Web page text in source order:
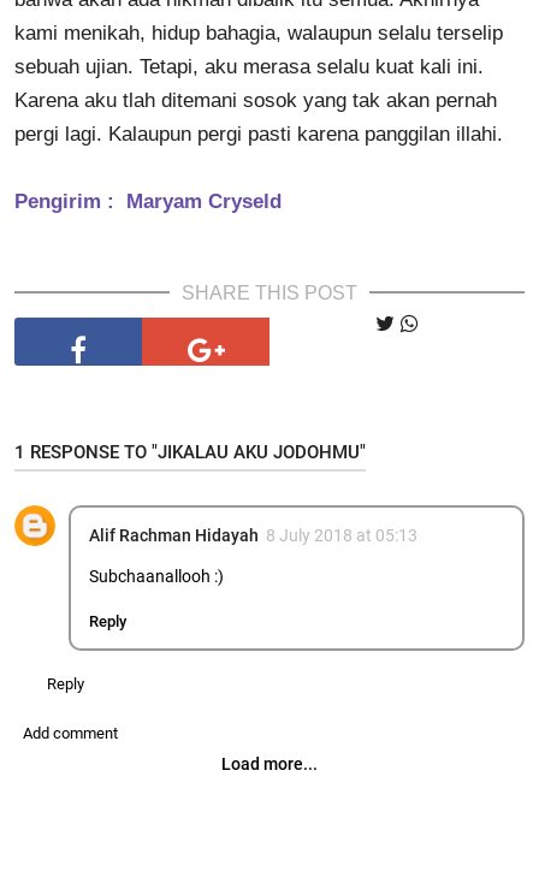
kami menikah, hidup bahagia, walaupun selalu terselip
sebuah ujian. Tetapi, aku merasa selalu kuat kali ini.
Karena aku tlah ditemani sosok yang tak akan pernah
pergi lagi. Kalaupun pergi pasti karena panggilan illahi.
Pengirim : Maryam Cryseld
SHARE THIS POST
1 RESPONSE TO "JIKALAU AKU JODOHMU"
Alif Rachman Hidayah 8 July 2018 at 05:13
Subchaanallooh :)
Reply
Reply
Add comment
Load more...